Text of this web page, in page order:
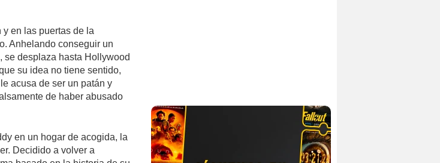
en las puertas de la
Anhelando conseguir un
se desplaza hasta Hollywood
su idea no tiene sentido,
acusa de ser un patán y
de haber abusado
en un hogar de acogida, la
Decidido a volver a